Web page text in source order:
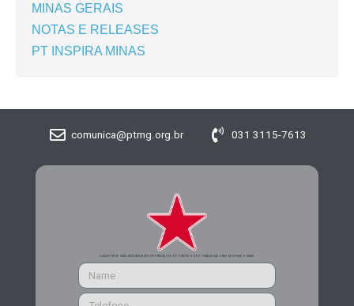
MINAS GERAIS
NOTAS E RELEASES
PT INSPIRA MINAS
comunica@ptmg.org.br 031 3115-7613
CADASTRE-SE PARA RECEBER MAIS INFORMAÇÕES DO PARTIDO DOS TRABALHADORES DE MINAS GERAIS